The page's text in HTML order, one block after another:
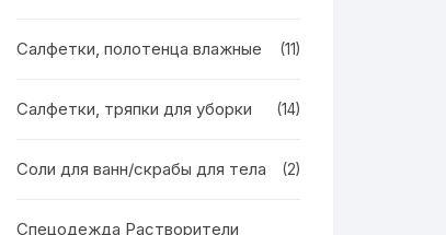
Салфетки, полотенца влажные (11)
Салфетки, тряпки для уборки (14)
Соли для ванн/скрабы для тела (2)
Спецодежда Растворители